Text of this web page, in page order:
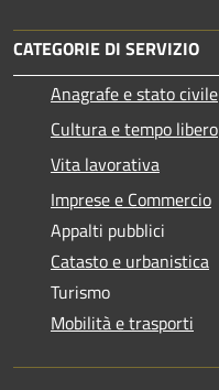
CATEGORIE DI SERVIZIO
Anagrafe e stato civile
Cultura e tempo libero
Vita lavorativa
Imprese e Commercio
Appalti pubblici
Catasto e urbanistica
Turismo
Mobilità e trasporti